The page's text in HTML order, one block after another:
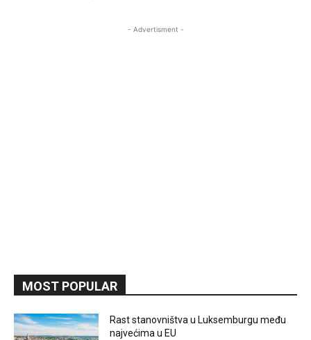
- Advertisment -
MOST POPULAR
Rast stanovništva u Luksemburgu među
najvećima u EU